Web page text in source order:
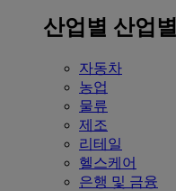
산업별 산업
자동차
농업
물류
제조
리테일
헬스케어
은행 및 금융